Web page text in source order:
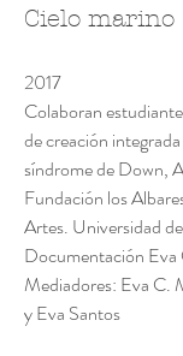
Cielo marino
2017
Colaboran
de creación
síndrome de Down,
Fundación los
Artes. Universidad
Documentación Eva
Mediadores: Eva C.
y Eva Santos